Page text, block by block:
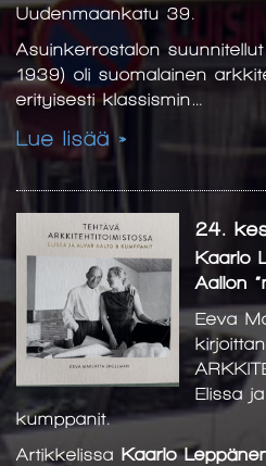
Uudenmaankatu 39.
Asuinkerrostalon
1939) oli suomalainen
erityisesti klassismin…
Lue lisää »
24.
Kaarlo
Aallon
Eeva
Elissa
kumppanit.
Artikkelissa Kaarlo